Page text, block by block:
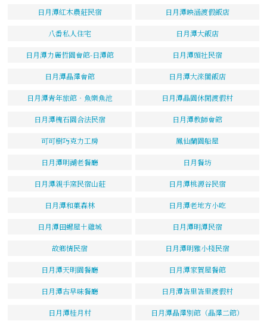
日月潭紅木農莊民宿 日月潭映涵渡假飯店
八番私人住宅 日月潭大飯店
日月潭力麗哲園會館-日潭館 日月潭頭社民宿
日月潭晶澤會館 日月潭大淶閣飯店
日月潭青年旅館‧魚樂魚池 日月潭晶園休閒渡假村
日月潭槐石園合法民宿 日月潭教師會館
可可樹巧克力工房 鳳仙蘭園船屋
日月潭明湖老餐廳 日月餐坊
日月潭親手窯民宿山莊 日月潭桃源谷民宿
日月潭和菓森林 日月潭老地方小吃
日月潭田螺屋土雞城 日月潭明潭民宿
故鄉情民宿 日月潭明雅小棧民宿
日月潭天明園餐廳 日月潭家賀屋餐館
日月潭古早味餐廳 日月潭峇里峇里渡假村
日月潭桂月村 日月潭晶澤別館（晶澤二館）